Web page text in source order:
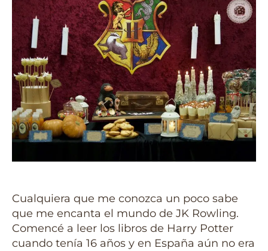
Cualquiera que me conozca un poco sabe
que me encanta el mundo de JK Rowling.
Comencé a leer los libros de Harry Potter
cuando tenía 16 años y en España aún no era